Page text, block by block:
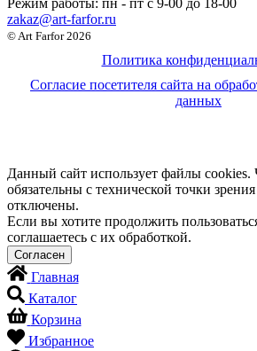
zakaz@art-farfor.ru
© Art Farfor 2026
Политика
Согласие посетителя сайта на
данных
Данный сайт использует файлы cookies.
обязательны с технической точки
отключены.
Если вы хотите продолжить
соглашаетесь с их обработкой.
Главная
Каталог
Корзина
Избранное